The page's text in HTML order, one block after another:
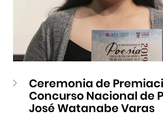
Ceremonia de
Concurso Nacional de
José Watanabe Varas